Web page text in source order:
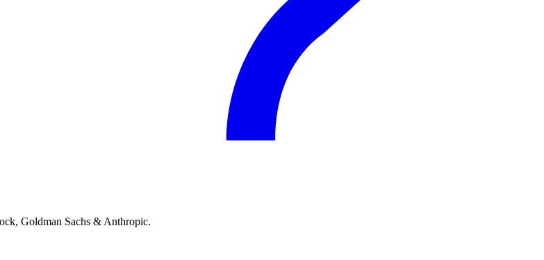
Goldman Sachs & Anthropic.